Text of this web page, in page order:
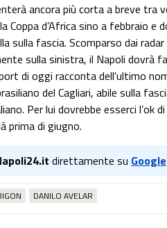
ancora più corta a breve tra
Coppa d’Africa sino a febbraio
sulla fascia. Scomparso dai
sulla sinistra, il Napoli dovrà
di oggi racconta dell'ultimo
del Cagliari, abile sulla
Per lui dovrebbe esserci l’ok
prima di giugno.
direttamente su Google
DANILO AVELAR